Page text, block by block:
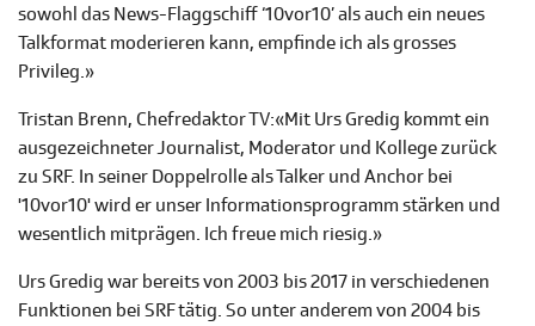
sowohl das News-Flaggschiff ‘10vor10’ als auch ein neues
Talkformat moderieren kann, empfinde ich als grosses
Privileg.»
Tristan Brenn, Chefredaktor TV:«Mit Urs Gredig kommt ein
ausgezeichneter Journalist, Moderator und Kollege zurück
zu SRF. In seiner Doppelrolle als Talker und Anchor bei
'10vor10' wird er unser Informationsprogramm stärken und
wesentlich mitprägen. Ich freue mich riesig.»
Urs Gredig war bereits von 2003 bis 2017 in verschiedenen
Funktionen bei SRF tätig. So unter anderem von 2004 bis